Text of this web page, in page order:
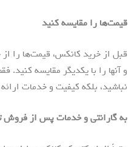
قیمت‌ها را مقایسه کنید
قبل از خرید کانکس، قیمت‌ها را
و آنها را با یکدیگر مقایسه کنید.
نباشید، بلکه کیفیت و خدمات
به گارانتی و خدمات پس از فروش